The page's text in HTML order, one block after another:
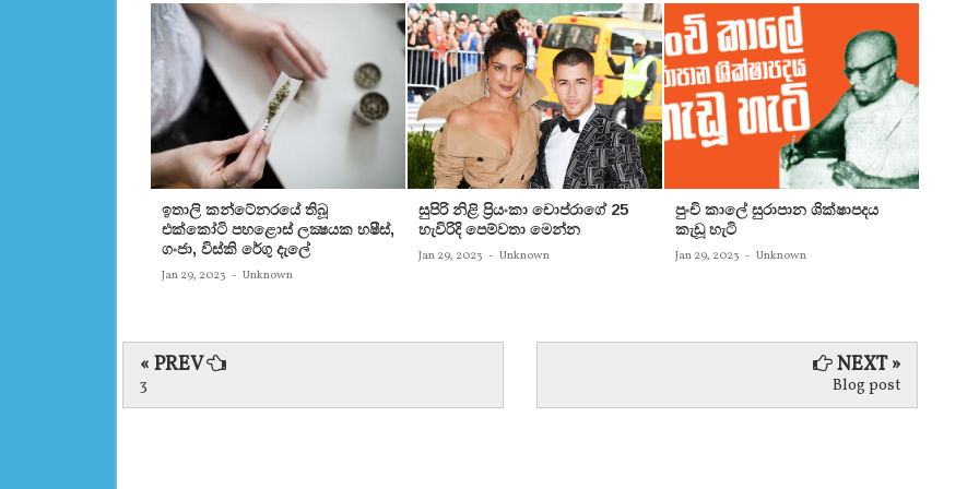
ඉතාලි කන්ටේනරයේ තිබූ
එක්‌කෝටි පහළොස්‌ ලක්‍ෂයක හෂීස්‌,
ගංජා, විස්‌කි රේගු දැලේ
Jan 29, 2023 - Unknown
සුපිරි නිළි ප්‍රියංකා චොප්රාගේ 25
හැවිරිදි පෙම්වතා මෙන්න
Jan 29, 2023 - Unknown
පුංචි කාලේ සුරාපාන ශික්ෂාපදය
කැඩූ හැටි
Jan 29, 2023 - Unknown
« PREV
3
NEXT »
Blog post